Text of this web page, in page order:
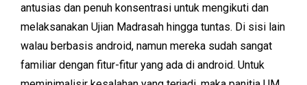
antusias dan penuh konsentrasi untuk mengikuti dan
melaksanakan Ujian Madrasah hingga tuntas. Di sisi lain
walau berbasis android, namun mereka sudah sangat
familiar dengan fitur-fitur yang ada di android. Untuk